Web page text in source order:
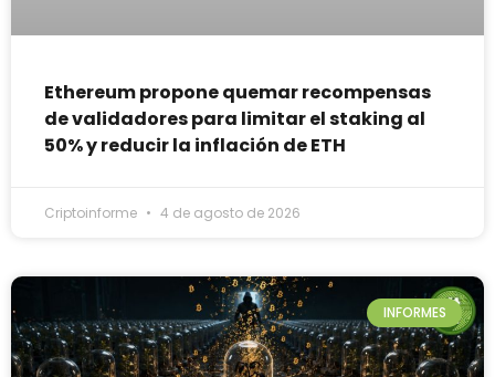
Ethereum propone quemar recompensas
de validadores para limitar el staking al
50% y reducir la inflación de ETH
Criptoinforme 4 de agosto de 2026
INFORMES